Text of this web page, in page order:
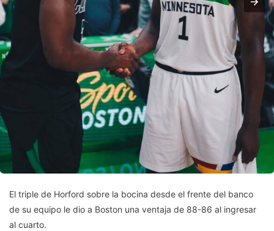
El triple de Horford sobre la bocina desde el frente del banco
de su equipo le dio a Boston una ventaja de 88-86 al ingresar
al cuarto.